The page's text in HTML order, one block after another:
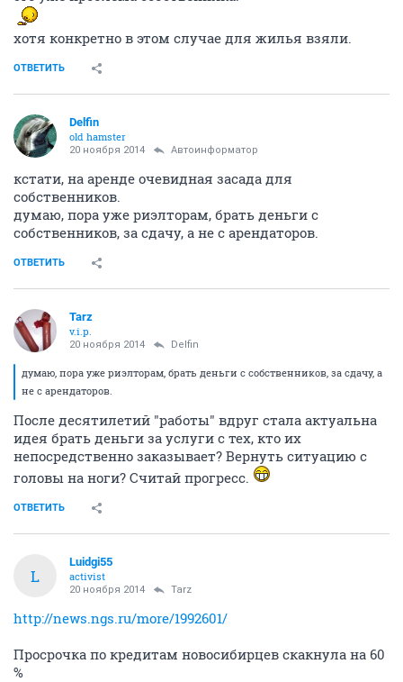
хотя конкретно в этом случае для жилья взяли.
ОТВЕТИТЬ
Delfin
old hamster
20 ноября 2014 Автоинформатор
кстати, на аренде очевидная засада для
собственников.
думаю, пора уже риэлторам, брать деньги с
собственников, за сдачу, а не с арендаторов.
ОТВЕТИТЬ
Tarz
v.i.p.
20 ноября 2014 Delfin
думаю, пора уже риэлторам, брать деньги с собственников, за сдачу, а
не с арендаторов.
После десятилетий "работы" вдруг стала актуальна
идея брать деньги за услуги с тех, кто их
непосредственно заказывает? Вернуть ситуацию с
головы на ноги? Считай прогресс.
ОТВЕТИТЬ
L
Luidgi55
activist
20 ноября 2014 Tarz
http://news.ngs.ru/more/1992601/
Просрочка по кредитам новосибирцев скакнула на 60
%